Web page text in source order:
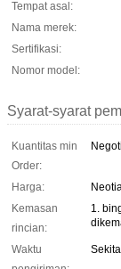
Tempat asal:
Nama merek:
Sertifikasi:
Nomor model:
Syarat-syarat
Kuantitas min
Order:
Harga:
Kemasan
rincian:
1.
Waktu